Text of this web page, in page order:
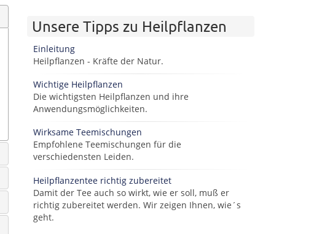
Unsere Tipps zu Heilpflanzen
Einleitung
Heilpflanzen - Kräfte der Natur.
Wichtige Heilpflanzen
Die wichtigsten Heilpflanzen und ihre
Anwendungsmöglichkeiten.
Wirksame Teemischungen
Empfohlene Teemischungen für die
verschiedensten Leiden.
Heilpflanzentee richtig zubereitet
Damit der Tee auch so wirkt, wie er soll, muß er
richtig zubereitet werden. Wir zeigen Ihnen, wie´s
geht.